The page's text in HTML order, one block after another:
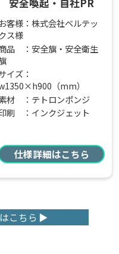
安全喚起・自社PR
お客様：株式会社ベルテッ
ス様
品 ：安全旗・安全衛生
イズ：
（mm）
材 ：テトロンポンジ
刷 ：インクジェット
仕様詳細はこちら
こちら